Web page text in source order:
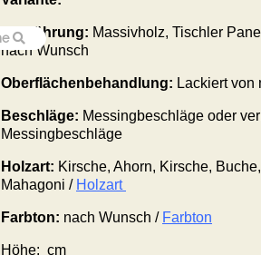
Ausführung: Massivholz, Tischler
nach Wunsch
Oberflächenbehandlung: Lackiert von
Beschläge: Messingbeschläge oder
Messingbeschläge
Holzart: Kirsche, Ahorn, Kirsche,
Mahagoni / Holzart
Farbton: nach Wunsch / Farbton
Höhe: cm